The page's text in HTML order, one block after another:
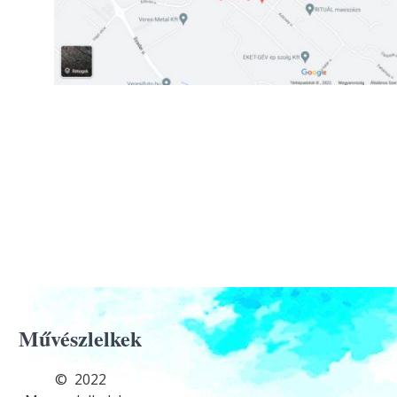
Művészlelkek
© 2022